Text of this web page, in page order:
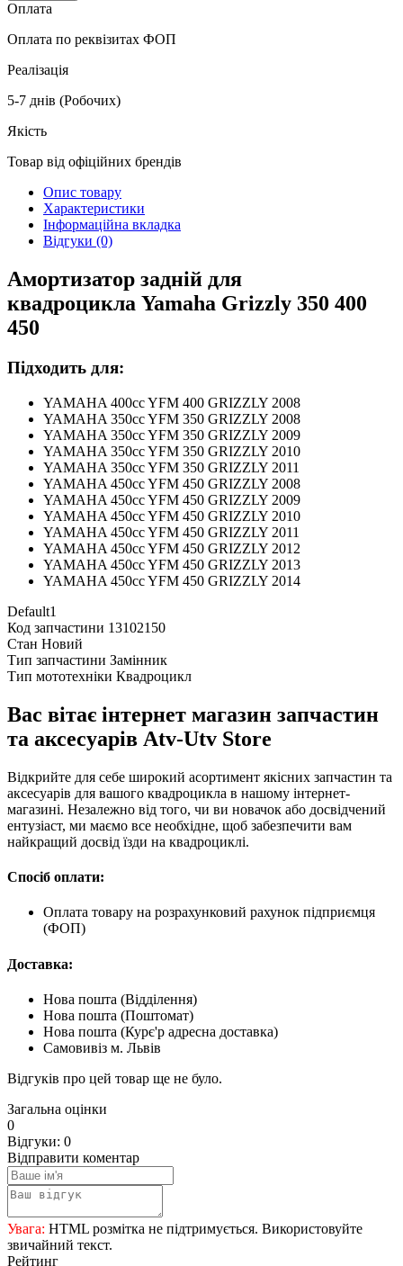
Оплата
Оплата по реквізитах ФОП
Реалізація
5-7 днів (Робочих)
Якість
Товар від офіційних брендів
Опис товару
Характеристики
Інформаційна вкладка
Відгуки (0)
Амортизатор задній для
квадроцикла Yamaha Grizzly 350 400
450
Підходить для:
YAMAHA 400cc YFM 400 GRIZZLY 2008
YAMAHA 350cc YFM 350 GRIZZLY 2008
YAMAHA 350cc YFM 350 GRIZZLY 2009
YAMAHA 350cc YFM 350 GRIZZLY 2010
YAMAHA 350cc YFM 350 GRIZZLY 2011
YAMAHA 450cc YFM 450 GRIZZLY 2008
YAMAHA 450cc YFM 450 GRIZZLY 2009
YAMAHA 450cc YFM 450 GRIZZLY 2010
YAMAHA 450cc YFM 450 GRIZZLY 2011
YAMAHA 450cc YFM 450 GRIZZLY 2012
YAMAHA 450cc YFM 450 GRIZZLY 2013
YAMAHA 450cc YFM 450 GRIZZLY 2014
Default1
Код запчастини 13102150
Стан Новий
Тип запчастини Замінник
Тип мототехніки Квадроцикл
Вас вітає інтернет магазин запчастин
та аксесуарів Atv-Utv Store
Відкрийте для себе широкий асортимент якісних запчастин та
аксесуарів для вашого квадроцикла в нашому інтернет-
магазині. Незалежно від того, чи ви новачок або досвідчений
ентузіаст, ми маємо все необхідне, щоб забезпечити вам
найкращий досвід їзди на квадроциклі.
Спосіб оплати:
Оплата товару на розрахунковий рахунок підприємця
(ФОП)
Доставка:
Нова пошта (Відділення)
Нова пошта (Поштомат)
Нова пошта (Курє'р адресна доставка)
Самовивіз м. Львів
Відгуків про цей товар ще не було.
Загальна оцінки
0
Відгуки: 0
Відправити коментар
Увага: HTML розмітка не підтримується. Використовуйте
звичайний текст.
Рейтинг